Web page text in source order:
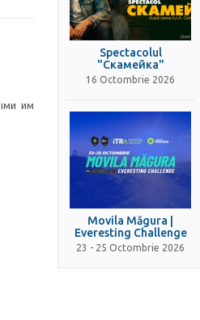
им
Spectacolul
"Скамейка"
16 Octombrie 2026
Movila Măgura |
Everesting Challenge
23 - 25 Octombrie 2026